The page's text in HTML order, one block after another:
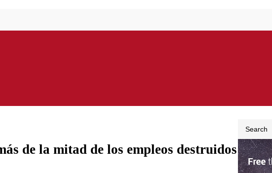
de la mitad de los empleos destruidos